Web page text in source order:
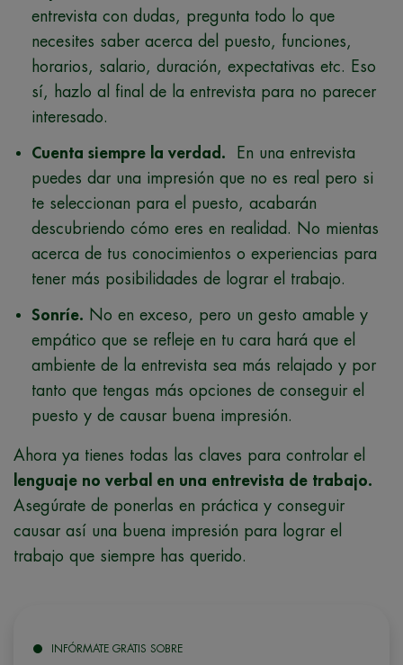
entrevista con dudas, pregunta todo lo que
necesites saber acerca del puesto, funciones,
horarios, salario, duración, expectativas etc. Eso
sí, hazlo al final de la entrevista para no parecer
interesado.
Cuenta siempre la verdad. En una entrevista
puedes dar una impresión que no es real pero si
te seleccionan para el puesto, acabarán
descubriendo cómo eres en realidad. No mientas
acerca de tus conocimientos o experiencias para
tener más posibilidades de lograr el trabajo.
Sonríe. No en exceso, pero un gesto amable y
empático que se refleje en tu cara hará que el
ambiente de la entrevista sea más relajado y por
tanto que tengas más opciones de conseguir el
puesto y de causar buena impresión.
Ahora ya tienes todas las claves para controlar el
lenguaje no verbal en una entrevista de trabajo.
Asegúrate de ponerlas en práctica y conseguir
causar así una buena impresión para lograr el
trabajo que siempre has querido.
INFÓRMATE GRATIS SOBRE